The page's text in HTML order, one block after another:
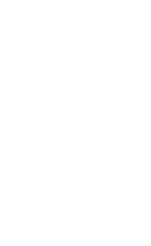
Amsterdam. Đây là
khoảng 6 EUR
thời gian di chuyển
vào tình trạng giao
vã.
lý hoặc muốn di
chọn tuyệt vời. Cước
Amsterdam dao động